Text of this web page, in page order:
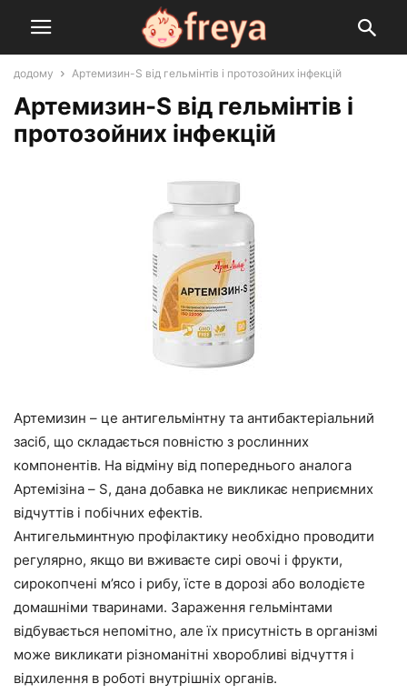
додому Артемизин-S від гельмінтів і протозойних інфекцій
Артемизин-S від гельмінтів і
протозойних інфекцій
Артемизин – це антигельмінтну та антибактеріальний
засіб, що складається повністю з рослинних
компонентів. На відміну від попереднього аналога
Артемізіна – S, дана добавка не викликає неприємних
відчуттів і побічних ефектів.
Антигельминтную профілактику необхідно проводити
регулярно, якщо ви вживаєте сирі овочі і фрукти,
сирокопчені м’ясо і рибу, їсте в дорозі або володієте
домашніми тваринами. Зараження гельмінтами
відбувається непомітно, але їх присутність в організмі
може викликати різноманітні хворобливі відчуття і
відхилення в роботі внутрішніх органів.